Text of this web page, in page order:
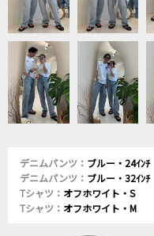
デニムパンツ： ブルー・24ｲﾝﾁ
デニムパンツ： ブルー・32ｲﾝﾁ
Tシャツ： オフホワイト・S
Tシャツ： オフホワイト・M